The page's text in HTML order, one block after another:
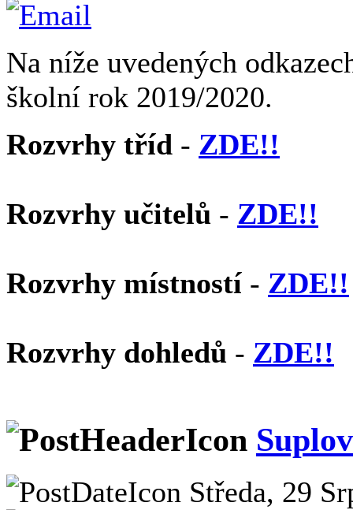
Na níže uvedených
školní rok 2019/2020.
Rozvrhy tříd - ZDE!!
Rozvrhy učitelů - ZDE!!
Rozvrhy místností - ZDE!!
Rozvrhy dohledů - ZDE!!
Středa, 29